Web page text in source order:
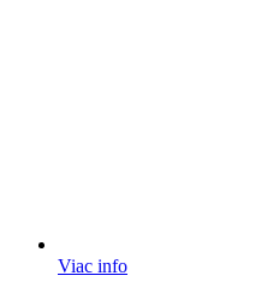
Viac info